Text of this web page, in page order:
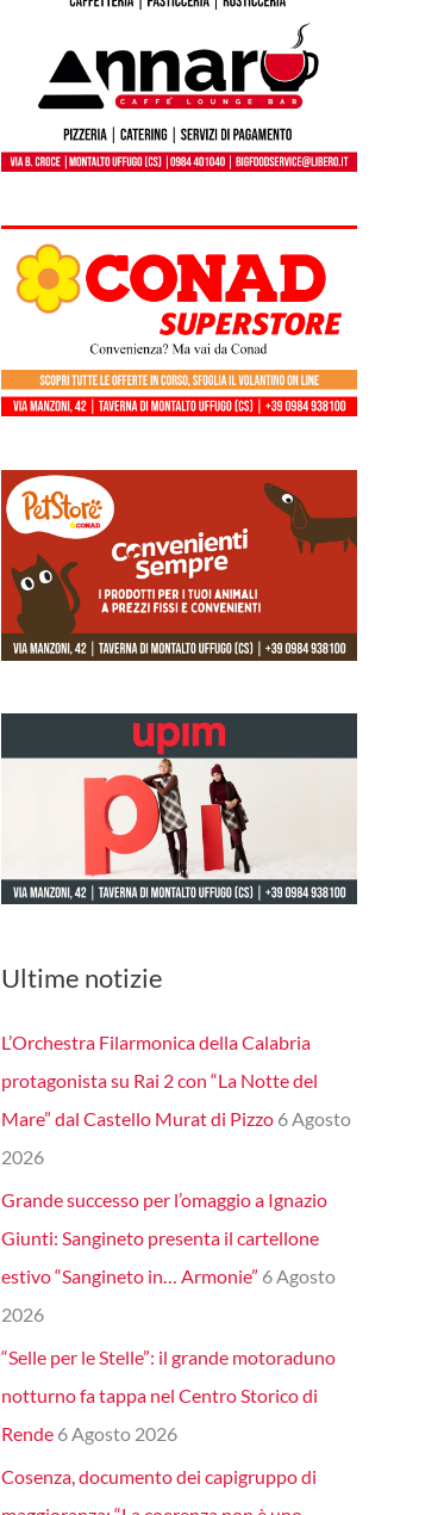
Ultime notizie
L’Orchestra Filarmonica della Calabria
protagonista su Rai 2 con “La Notte del
Mare” dal Castello Murat di Pizzo 6 Agosto
2026
Grande successo per l’omaggio a Ignazio
Giunti: Sangineto presenta il cartellone
estivo “Sangineto in… Armonie” 6 Agosto
2026
“Selle per le Stelle”: il grande motoraduno
notturno fa tappa nel Centro Storico di
Rende 6 Agosto 2026
Cosenza, documento dei capigruppo di